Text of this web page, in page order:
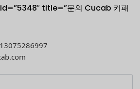
title=”문의 Cucab 커패